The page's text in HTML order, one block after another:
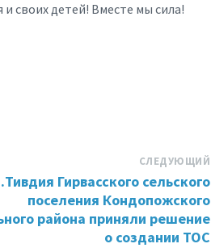
и своих детей! Вместе мы сила!
СЛЕДУЮЩИЙ
Гирвасского сельского
поселения Кондопожского
района приняли решение
о создании ТОС